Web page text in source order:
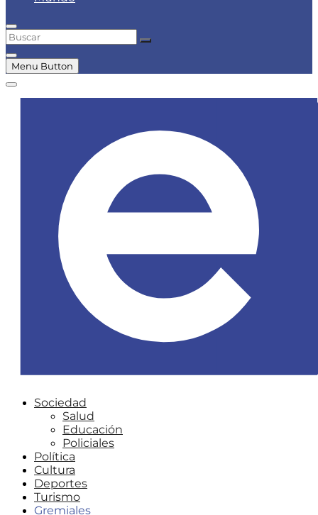
Buscar
Menu Button
Sociedad
Salud
Educación
Policiales
Política
Cultura
Deportes
Turismo
Gremiales